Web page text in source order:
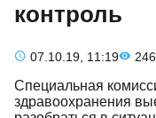
контроль
07.10.19, 11:19
Специальная
здравоохранения